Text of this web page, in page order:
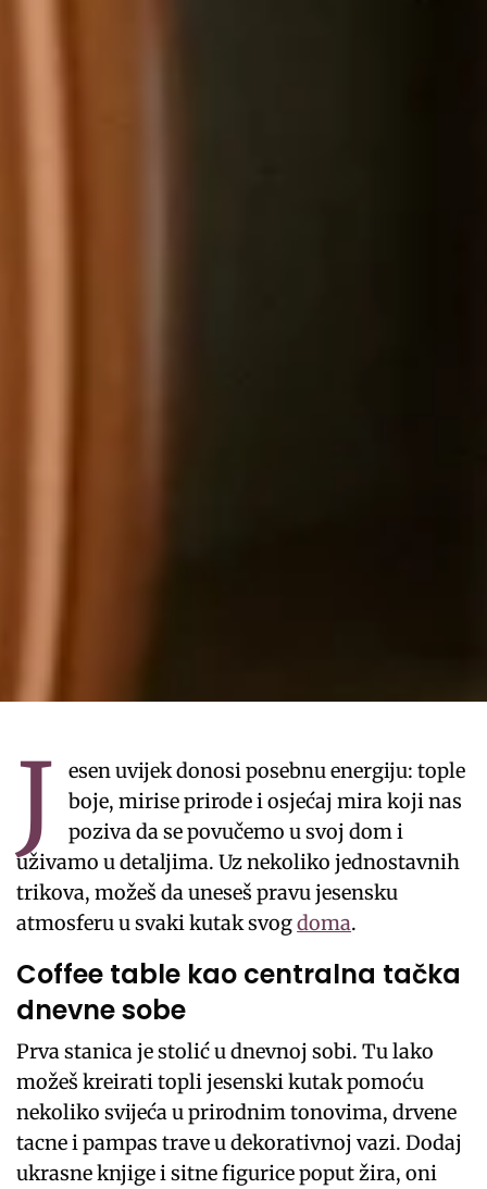
J
esen uvijek donosi posebnu energiju: tople
boje, mirise prirode i osjećaj mira koji nas
poziva da se povučemo u svoj dom i
uživamo u detaljima. Uz nekoliko jednostavnih
trikova, možeš da uneseš pravu jesensku
atmosferu u svaki kutak svogdoma.
Coffee table kao centralna tačka
dnevne sobe
Prva stanica je stolić u dnevnoj sobi. Tu lako
možeš kreirati topli jesenski kutak pomoću
nekoliko svijeća u prirodnim tonovima, drvene
tacne i pampas trave u dekorativnoj vazi. Dodaj
ukrasne knjige i sitne figurice poput žira, oni